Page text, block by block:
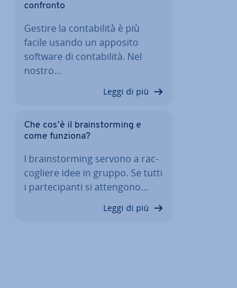
confronto
Gestire la con­ta­bi­li­tà è più
facile usando un apposito
software di con­ta­bi­li­tà. Nel
nostro…
Leggi di più
Che cos’è il brain­stor­ming e
come funziona?
I brain­stor­ming servono a rac­
co­glie­re idee in gruppo. Se tutti
i par­te­ci­pan­ti si attengono…
Leggi di più